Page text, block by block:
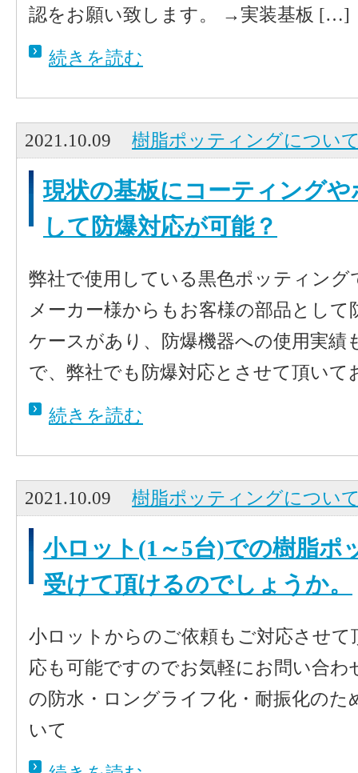
認をお願い致します。 →実装基板 […]
続きを読む
2021.10.09 樹脂ポッティングについ
現状の基板にコーティング
して防爆対応が可能？
弊社で使用している黒色ポッティン
メーカー様からもお客様の部品とし
ケースがあり、防爆機器への使用実
で、弊社でも防爆対応とさせて頂い
続きを読む
2021.10.09 樹脂ポッティングについ
小ロット(1～5台)での樹脂ポ
受けて頂けるのでしょうか。
小ロットからのご依頼もご対応させ
応も可能ですのでお気軽にお問い合
の防水・ロングライフ化・耐振化の
いて